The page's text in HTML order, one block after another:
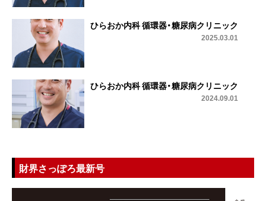
ひらおか内科 循環器・糖尿病クリニック
2025.03.01
ひらおか内科 循環器・糖尿病クリニック
2024.09.01
財界さっぽろ最新号